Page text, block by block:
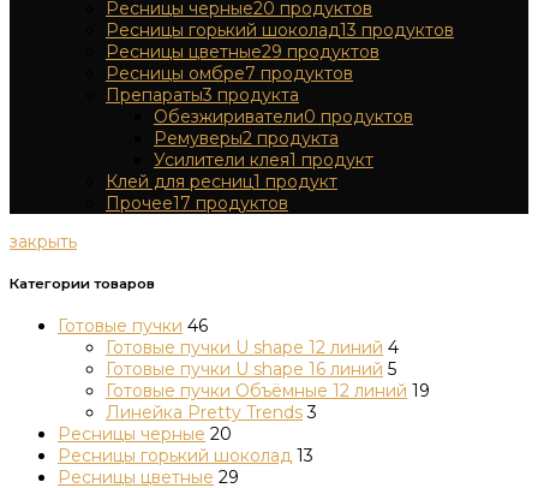
Ресницы черные20 продуктов
Ресницы горький шоколад13 продуктов
Ресницы цветные29 продуктов
Ресницы омбре7 продуктов
Препараты3 продукта
Обезжириватели0 продуктов
Ремуверы2 продукта
Усилители клея1 продукт
Клей для ресниц1 продукт
Прочее17 продуктов
закрыть
Категории товаров
Готовые пучки 46
Готовые пучки U shape 12 линий 4
Готовые пучки U shape 16 линий 5
Готовые пучки Объёмные 12 линий 19
Линейка Pretty Trends 3
Ресницы черные 20
Ресницы горький шоколад 13
Ресницы цветные 29